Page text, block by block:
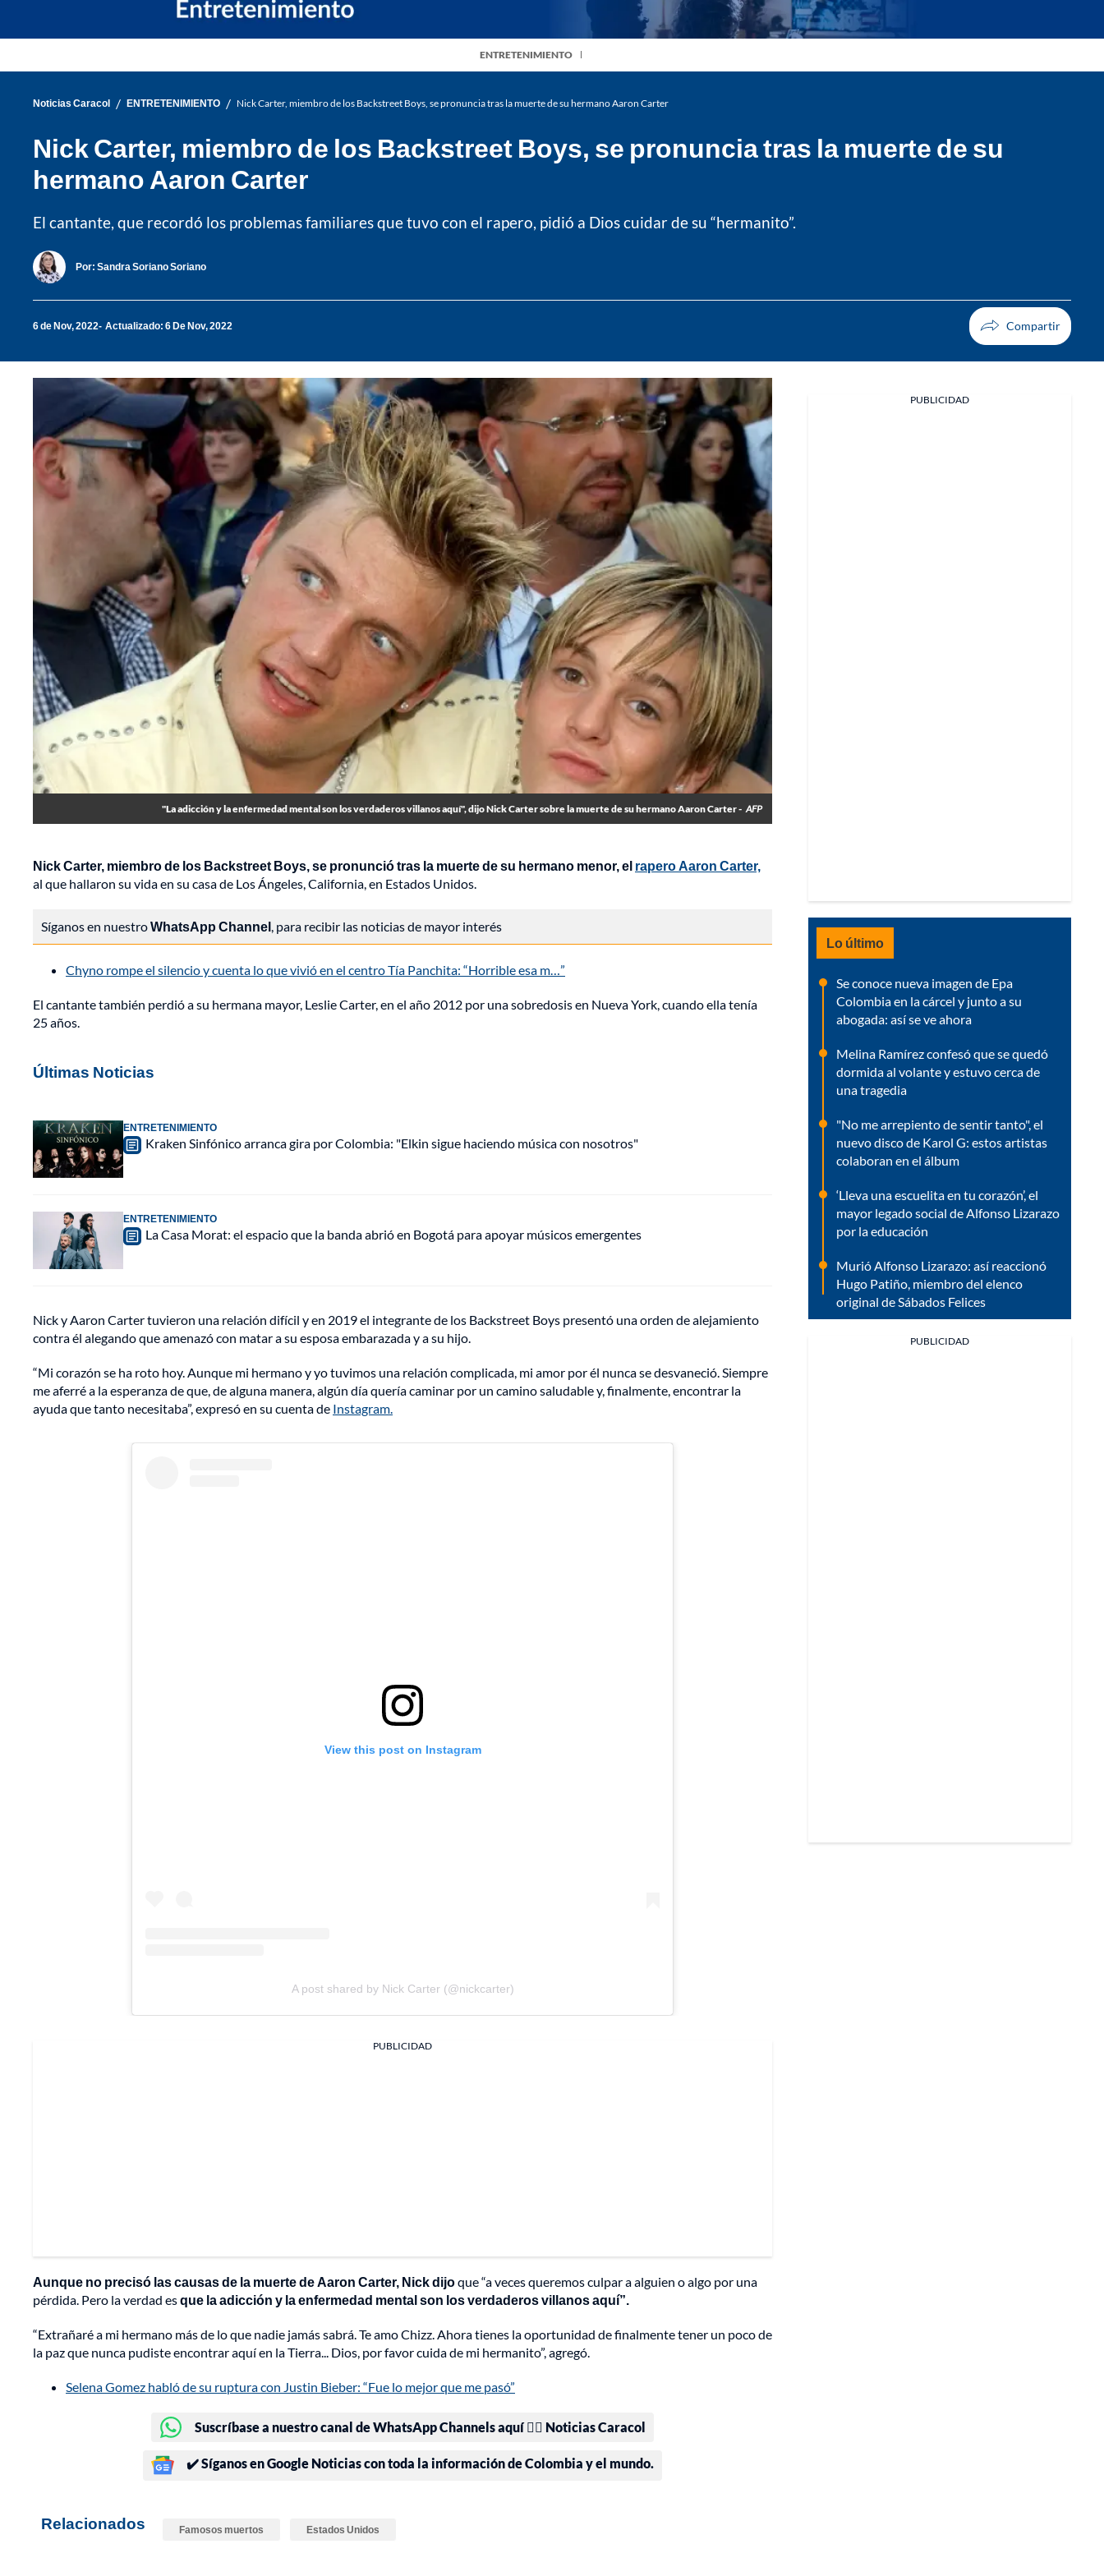
ENTRETENIMIENTO
Noticias Caracol / ENTRETENIMIENTO / Nick Carter, miembro de los Backstreet Boys, se pronuncia tras la muerte de su hermano Aaron Carter
Nick Carter, miembro de los Backstreet Boys, se pronuncia tras la muerte de su
hermano Aaron Carter
El cantante, que recordó los problemas familiares que tuvo con el rapero, pidió a Dios cuidar de su “hermanito”.
Por: Sandra Soriano Soriano
6 de Nov, 2022 Actualizado: 6 De Nov, 2022
"La adicción y la enfermedad mental son los verdaderos villanos aquí", dijo Nick Carter sobre la muerte de su hermano Aaron Carter - AFP
Nick Carter, miembro de los Backstreet Boys, se pronunció tras la muerte de su hermano menor, el rapero Aaron Carter,
al que hallaron su vida en su casa de Los Ángeles, California, en Estados Unidos.
Síganos en nuestroWhatsApp Channel, para recibir las noticias de mayor interés
Chyno rompe el silencio y cuenta lo que vivió en el centro Tía Panchita: “Horrible esa m…”
El cantante también perdió a su hermana mayor, Leslie Carter, en el año 2012 por una sobredosis en Nueva York, cuando ella tenía
25 años.
Últimas Noticias
ENTRETENIMIENTO
Kraken Sinfónico arranca gira por Colombia: "Elkin sigue haciendo música con nosotros"
ENTRETENIMIENTO
La Casa Morat: el espacio que la banda abrió en Bogotá para apoyar músicos emergentes
Nick y Aaron Carter tuvieron una relación difícil y en 2019 el integrante de los Backstreet Boys presentó una orden de alejamiento
contra él alegando que amenazó con matar a su esposa embarazada y a su hijo.
“Mi corazón se ha roto hoy. Aunque mi hermano y yo tuvimos una relación complicada, mi amor por él nunca se desvaneció. Siempre
me aferré a la esperanza de que, de alguna manera, algún día quería caminar por un camino saludable y, finalmente, encontrar la
ayuda que tanto necesitaba”, expresó en su cuenta de Instagram.
View this post on Instagram
A post shared by Nick Carter (@nickcarter)
PUBLICIDAD
Aunque no precisó las causas de la muerte de Aaron Carter, Nick dijoque “a veces queremos culpar a alguien o algo por una
pérdida. Pero la verdad esque la adicción y la enfermedad mental son los verdaderos villanos aquí”.
“Extrañaré a mi hermano más de lo que nadie jamás sabrá. Te amo Chizz. Ahora tienes la oportunidad de finalmente tener un poco de
la paz que nunca pudiste encontrar aquí en la Tierra... Dios, por favor cuida de mi hermanito”, agregó.
Selena Gomez habló de su ruptura con Justin Bieber: “Fue lo mejor que me pasó”
Suscríbase a nuestro canal de WhatsApp Channels aquí 👉🏻 Noticias Caracol
✔️ Síganos en Google Noticias con toda la información de Colombia y el mundo.
Relacionados Famosos muertos Estados Unidos
PUBLICIDAD
Lo último
Se conoce nueva imagen de Epa
Colombia en la cárcel y junto a su
abogada: así se ve ahora
Melina Ramírez confesó que se quedó
dormida al volante y estuvo cerca de
una tragedia
"No me arrepiento de sentir tanto", el
nuevo disco de Karol G: estos artistas
colaboran en el álbum
‘Lleva una escuelita en tu corazón’, el
mayor legado social de Alfonso Lizarazo
por la educación
Murió Alfonso Lizarazo: así reaccionó
Hugo Patiño, miembro del elenco
original de Sábados Felices
PUBLICIDAD